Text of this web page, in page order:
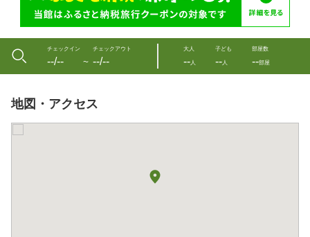
チェックイン
--/-- 〜
チェックアウト
--/--
大人
--人
子ども
--人
部屋数
--部屋
地図・アクセス